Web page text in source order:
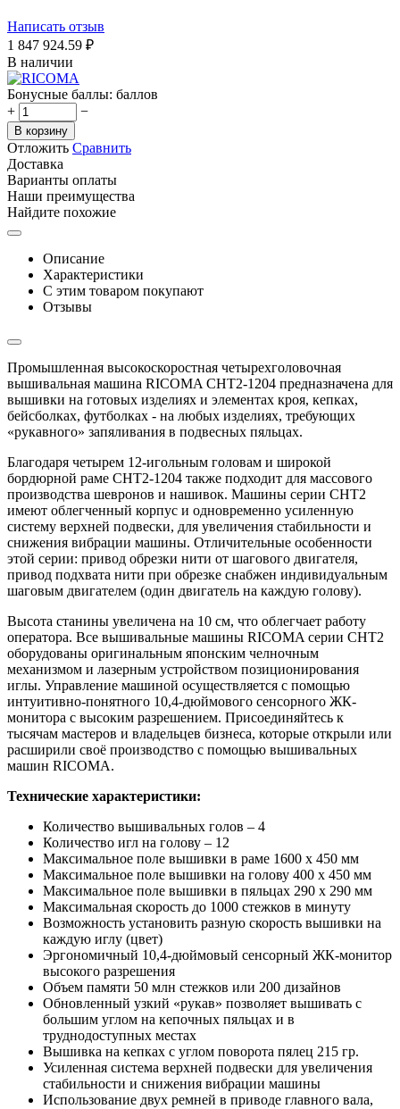
Написать отзыв
1 847 924.59 ₽
В наличии
Бонусные баллы: баллов
+
−
В корзину
Отложить Сравнить
Доставка
Варианты оплаты
Наши преимущества
Найдите похожие
Описание
Характеристики
С этим товаром покупают
Отзывы
Промышленная высокоскоростная четырехголовочная
вышивальная машина RICOMA CHT2-1204 предназначена для
вышивки на готовых изделиях и элементах кроя, кепках,
бейсболках, футболках - на любых изделиях, требующих
«рукавного» запяливания в подвесных пяльцах.
Благодаря четырем 12-игольным головам и широкой
бордюрной раме CHT2-1204 также подходит для массового
производства шевронов и нашивок. Машины серии CHT2
имеют облегченный корпус и одновременно усиленную
систему верхней подвески, для увеличения стабильности и
снижения вибрации машины. Отличительные особенности
этой серии: привод обрезки нити от шагового двигателя,
привод подхвата нити при обрезке снабжен индивидуальным
шаговым двигателем (один двигатель на каждую голову).
Высота станины увеличена на 10 см, что облегчает работу
оператора. Все вышивальные машины RICOMA серии CHT2
оборудованы оригинальным японским челночным
механизмом и лазерным устройством позиционирования
иглы. Управление машиной осуществляется с помощью
интуитивно-понятного 10,4-дюймового сенсорного ЖК-
монитора с высоким разрешением. Присоединяйтесь к
тысячам мастеров и владельцев бизнеса, которые открыли или
расширили своё производство с помощью вышивальных
машин RICOMA.
Технические характеристики:
Количество вышивальных голов – 4
Количество игл на голову – 12
Максимальное поле вышивки в раме 1600 х 450 мм
Максимальное поле вышивки на голову 400 x 450 мм
Максимальное поле вышивки в пяльцах 290 х 290 мм
Максимальная скорость до 1000 стежков в минуту
Возможность установить разную скорость вышивки на
каждую иглу (цвет)
Эргономичный 10,4-дюймовый сенсорный ЖК-монитор
высокого разрешения
Объем памяти 50 млн стежков или 200 дизайнов
Обновленный узкий «рукав» позволяет вышивать с
большим углом на кепочных пяльцах и в
труднодоступных местах
Вышивка на кепках с углом поворота пялец 215 гр.
Усиленная система верхней подвески для увеличения
стабильности и снижения вибрации машины
Использование двух ремней в приводе главного вала,